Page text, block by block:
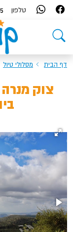
טלפון
דף הבית מסלולי טיול
צוק